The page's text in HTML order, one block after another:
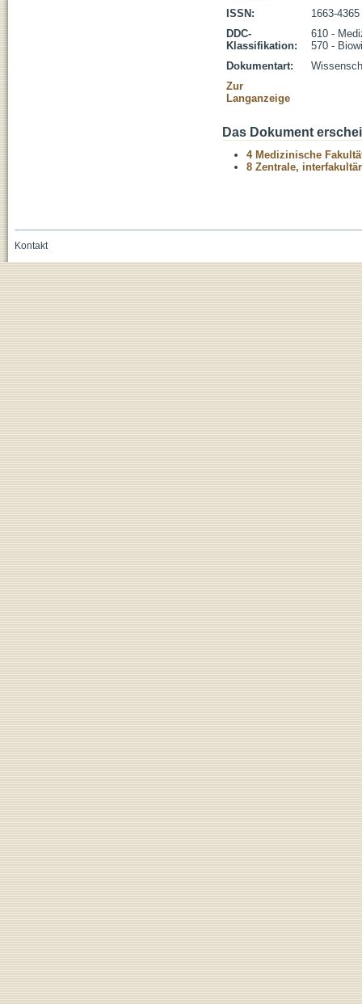
ISSN:
1663-4365
DDC-
Klassifikation:
610 -
570 -
Dokumentart:
Zur
Langanzeige
Das Dokument
4 Medizinische
8 Zentrale,
Kontakt